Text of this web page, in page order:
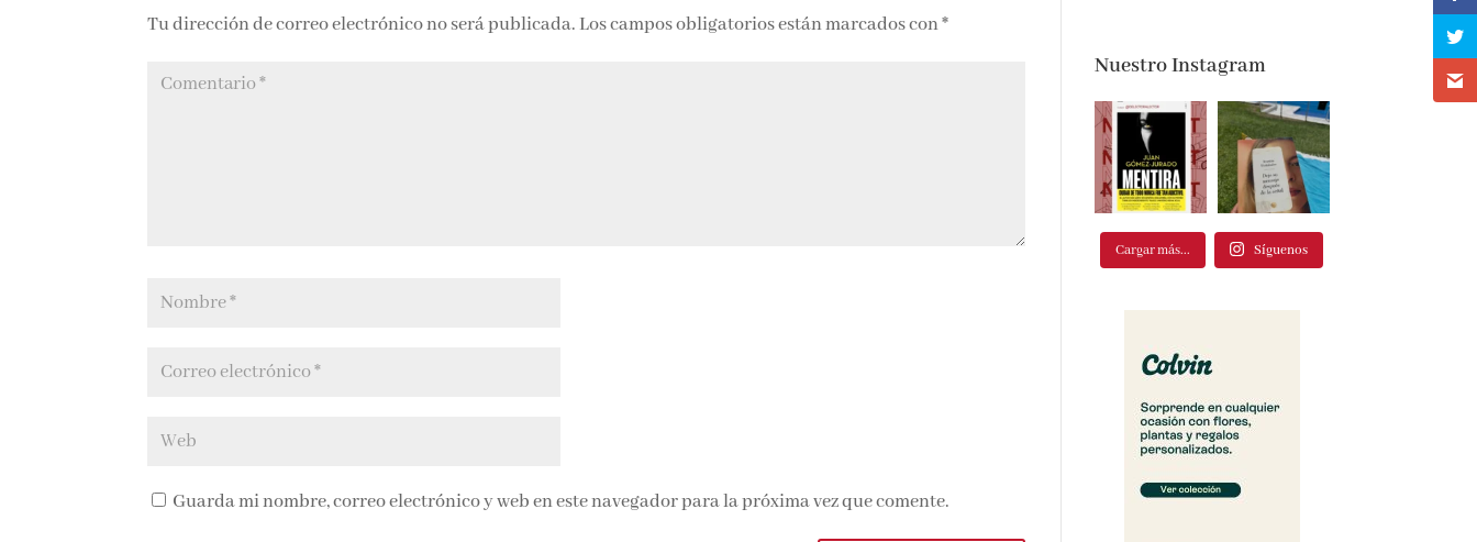
Tu dirección de correo electrónico no será publicada. Los campos obligatorios están marcados con*
Guarda mi nombre, correo electrónico y web en este navegador para la próxima vez que comente.
Nuestro Instagram
Cargar más... Síguenos